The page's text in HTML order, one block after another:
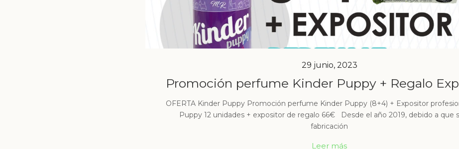
29 junio, 2023
Promoción perfume Kinder Puppy + Regalo
OFERTA Kinder Puppy Promoción perfume Kinder Puppy (8+4) + Expositor
Puppy 12 unidades + expositor de regalo 66€ Desde el año 2019, debido a que
fabricación
Leer más